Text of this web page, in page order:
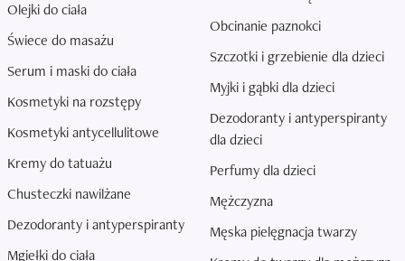
Olejki do ciała
Świece do masażu
Serum i maski do ciała
Kosmetyki na rozstępy
Kosmetyki antycellulitowe
Kremy do tatuażu
Chusteczki nawilżane
Dezodoranty i antyperspiranty
Mgiełki do ciała
Obcinanie paznokci
Szczotki i grzebienie dla dzieci
Myjki i gąbki dla dzieci
Dezodoranty i antyperspiranty
dla dzieci
Perfumy dla dzieci
Mężczyzna
Męska pielęgnacja twarzy